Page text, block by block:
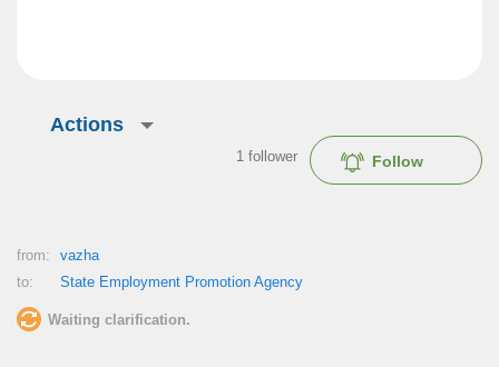
Actions
Follow
1 follower
from:
vazha
to:
State Employment Promotion Agency
Waiting clarification.